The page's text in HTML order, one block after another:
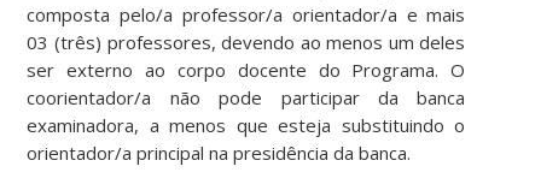
composta pelo/a professor/a orientador/a e mais
03 (três) professores, devendo ao menos um deles
ser externo ao corpo docente do Programa. O
coorientador/a não pode participar da banca
examinadora, a menos que esteja substituindo o
orientador/a principal na presidência da banca.